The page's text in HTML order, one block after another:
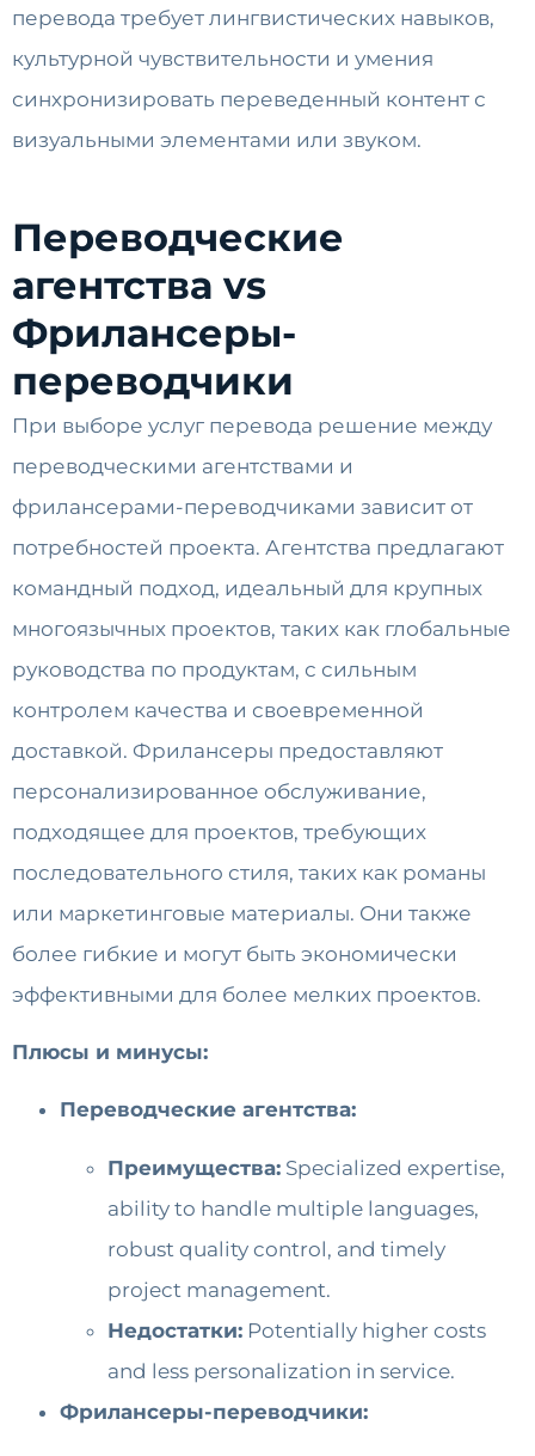
перевода требует лингвистических навыков,
культурной чувствительности и умения
синхронизировать переведенный контент с
визуальными элементами или звуком.
Переводческие
агентства vs
Фрилансеры-
переводчики
При выборе услуг перевода решение между
переводческими агентствами и
фрилансерами-переводчиками зависит от
потребностей проекта. Агентства предлагают
командный подход, идеальный для крупных
многоязычных проектов, таких как глобальные
руководства по продуктам, с сильным
контролем качества и своевременной
доставкой. Фрилансеры предоставляют
персонализированное обслуживание,
подходящее для проектов, требующих
последовательного стиля, таких как романы
или маркетинговые материалы. Они также
более гибкие и могут быть экономически
эффективными для более мелких проектов.
Плюсы и минусы:
Переводческие агентства:
Преимущества: Specialized expertise,
ability to handle multiple languages,
robust quality control, and timely
project management.
Недостатки: Potentially higher costs
and less personalization in service.
Фрилансеры-переводчики: